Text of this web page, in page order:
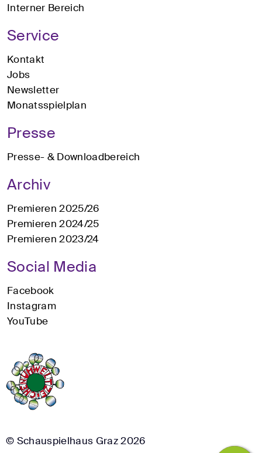
Interner Bereich
Service
Kontakt
Jobs
Newsletter
Monatsspielplan
Presse
Presse- & Downloadbereich
Archiv
Premieren 2025/26
Premieren 2024/25
Premieren 2023/24
Social Media
Facebook
Instagram
YouTube
© Schauspielhaus Graz 2026